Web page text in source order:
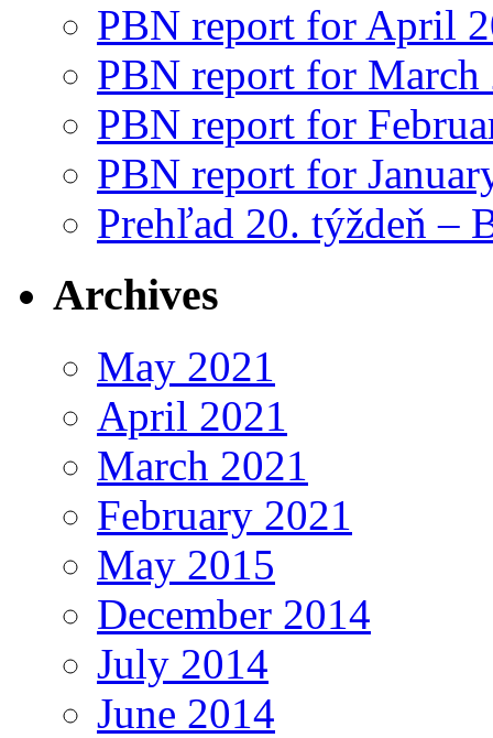
PBN report for April
PBN report for March
PBN report for
PBN report for
Prehľad 20. týždeň –
Archives
May 2021
April 2021
March 2021
February 2021
May 2015
December 2014
July 2014
June 2014